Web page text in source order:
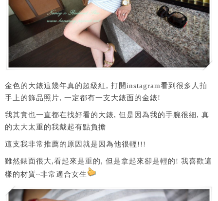
金色的大錶這幾年真的超級紅, 打開instagram看到很多人拍
手上的飾品照片, 一定都有一支大錶面的金錶!
我其實也一直都在找好看的大錶, 但是因為我的手腕很細, 真
的太大太重的我戴起有點負擔
這支我非常推薦的原因就是因為他很輕!!!
雖然錶面很大,看起來是重的, 但是拿起來卻是輕的! 我喜歡這
樣的材質~非常適合女生